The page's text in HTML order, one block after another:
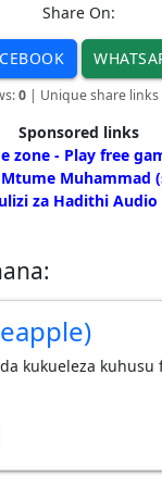
Share On:
0| Unique share links
Sponsored links
zone - Play free
Muhammad
za Hadithi Audio
kukueleza kuhusu